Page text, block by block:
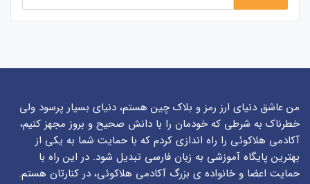
من عاشق دنیای ارز رمز و بلاک چین هستم، دنیای بسیار پرسود ولی
خطرناک به شرطی که خودمان را با دانش صحیح و بروز مجهز کنیم،
آکادمی هلاکوئی را راه اندازی کردم که با حمایت شما به یکی از
بهترین پایگاه آموزشی به زبان فارسی تبدیل شود. در این راه با
حمایت اعضا و خانواده ی بزرگ آکادمی هلاکوئی، در کنارتان هستم.